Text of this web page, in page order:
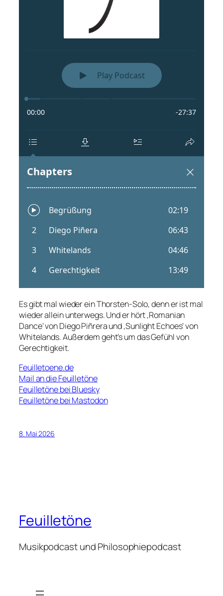
Es gibt mal wieder ein Thorsten-Solo, denn er ist mal
wieder allein unterwegs. Und er hört ‚Romanian
Dance‘ von Diego Piñrera und ‚Sunlight Echoes‘ von
Whitelands. Außerdem geht’s um das Gefühl von
Gerechtigkeit.
Feuilletoene.de
Mail an die Feuilletöne
Feuilletöne bei Bluesky
Feuilletöne bei Mastodon
8. Mai 2026
Feuilletöne
Musikpodcast und Philosophiepodcast